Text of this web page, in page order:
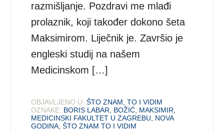
razmišljanje. Pozdravi me mlađi
prolaznik, koji također dokono šeta
Maksimirom. Liječnik je. Završio je
engleski studij na našem
Medicinskom […]
OBJAVLJENO U: ŠTO ZNAM, TO I VIDIM
OZNAKE: BORIS LABAR, BOŽIĆ, MAKSIMIR,
MEDICINSKI FAKULTET U ZAGREBU, NOVA
GODINA,ŠTO ZNAM TO I VIDIM